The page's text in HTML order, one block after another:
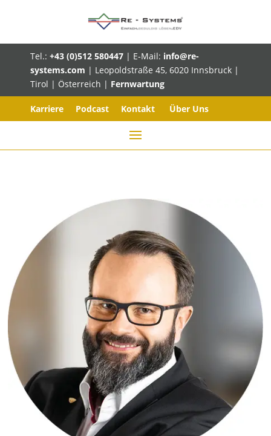
Tel.: +43 (0)512 580447 | E-Mail: info@re-
systems.com | Leopoldstraße 45, 6020 Innsbruck |
Tirol | Österreich | Fernwartung
Karriere Podcast Kontakt Über Uns